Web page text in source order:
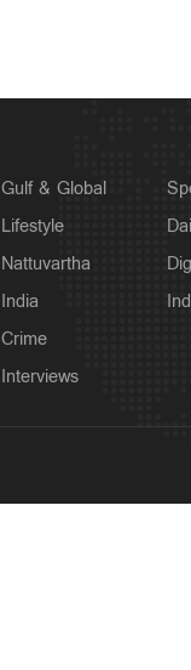
Gulf & Global
Lifestyle
Nattuvartha
India
Crime
Interviews